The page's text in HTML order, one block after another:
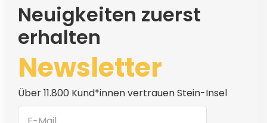
Neuigkeiten zuerst
erhalten
Newsletter
Über 11.800 Kund*innen vertrauen Stein-Insel